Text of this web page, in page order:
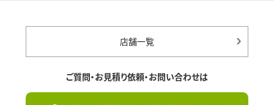
店舗一覧
ご質問・お見積り依頼・お問い合わせは